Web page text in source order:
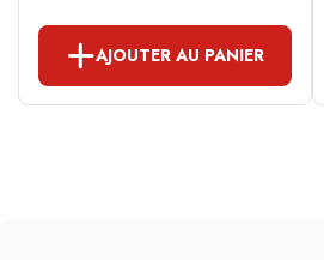
AJOUTER AU PANIER